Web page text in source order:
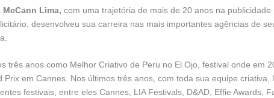
Lima, com uma trajetória de mais de 20 anos na
desenvolveu sua carreira nas mais importantes agências de
anos como Melhor Criativo de Peru no El Ojo, festival onde em
em Cannes. Nos últimos três anos, com toda sua equipe
festivais, entre eles Cannes, LIA Festivals, D&AD, Effie Awards,